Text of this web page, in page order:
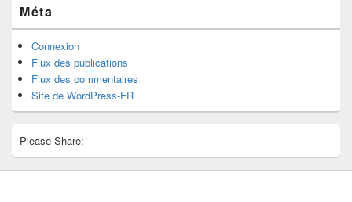
Méta
Connexion
Flux des publications
Flux des commentaires
Site de WordPress-FR
Please Share: